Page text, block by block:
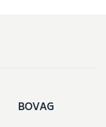
BOVAG